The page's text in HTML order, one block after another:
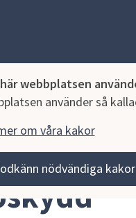
webbplatsen
använder så
om våra kakor
nödvändiga kakor
Bygga, miljö och